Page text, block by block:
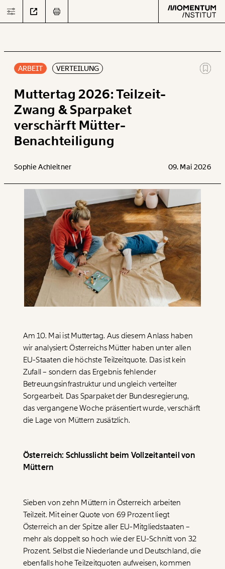
Arbeit
Verteilung
Klima
Datensätze
Paper der Woche
Projekte
Kürzungslandkarte
Erbschaftssteuer-Rechner
Koalitions-Kompass
Arbeitslosenrechner
Befristungs-Monitor
Pflegerechner
Parlagram
Team
Jahresberichte
Pressebereich
Jobs & Fellowships
Text second
ARBEIT VERTEILUNG
Muttertag 2026: Teilzeit-
Zwang & Sparpaket
verschärft Mütter-
Benachteiligung
Sophie Achleitner 09. Mai 2026
Am 10. Mai ist Muttertag. Aus diesem Anlass haben
wir analysiert: Österreichs Mütter haben unter allen
EU-Staaten die höchste Teilzeitquote. Das ist kein
Zufall – sondern das Ergebnis fehlender
Betreuungsinfrastruktur und ungleich verteilter
Sorgearbeit. Das Sparpaket der Bundesregierung,
das vergangene Woche präsentiert wurde, verschärft
die Lage von Müttern zusätzlich.
Österreich: Schlusslicht beim Vollzeitanteil von
Müttern
Sieben von zehn Müttern in Österreich arbeiten
Teilzeit. Mit einer Quote von 69 Prozent liegt
Österreich an der Spitze aller EU-Mitgliedstaaten –
mehr als doppelt so hoch wie der EU-Schnitt von 32
Prozent. Selbst die Niederlande und Deutschland, die
ebenfalls hohe Teilzeitquoten aufweisen, kommen